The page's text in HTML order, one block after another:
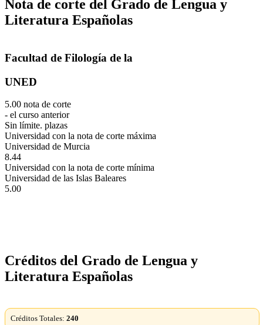
Nota de corte del Grado de Lengua y
Literatura Españolas
Facultad de Filología de la
UNED
5.00 nota de corte
- el curso anterior
Sin límite. plazas
Universidad con la nota de corte máxima
Universidad de Murcia
8.44
Universidad con la nota de corte mínima
Universidad de las Islas Baleares
5.00
Créditos del Grado de Lengua y
Literatura Españolas
Créditos Totales: 240